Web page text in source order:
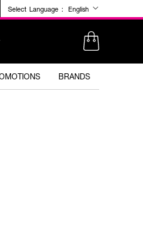
Select Language : English
BRANDS